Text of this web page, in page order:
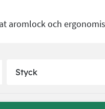
aromlock och
Styck